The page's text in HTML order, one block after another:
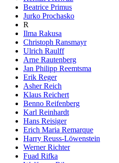
Beatrice Primus
Jurko Prochasko
R
Ilma Rakusa
Christoph Ransmayr
Ulrich Raulff
Arne Rautenberg
Jan Philipp Reemtsma
Erik Reger
Asher Reich
Klaus Reichert
Benno Reifenberg
Karl Reinhardt
Hans Reisiger
Erich Maria Remarque
Harry Reuss-Löwenstein
Werner Richter
Fuad Rifka